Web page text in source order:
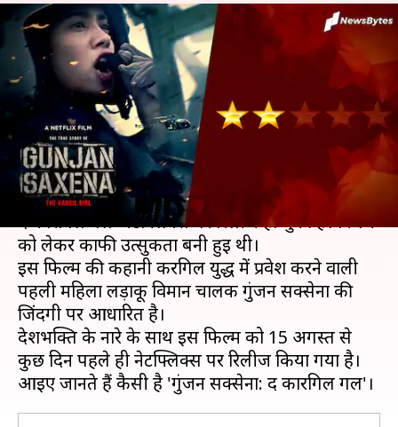
#Review: जाह्नवी कपूर नहीं कर पाईं
'गुंजन सक्सेना: द कारगिल गर्ल' के
साथ इंसाफ
लेखन भावना साहनी Aug 13, 2020 05:54 pm
क्या है खबर?
जाह्नवी कपूर के अभिनय से सजी फिल्म 'गुंजन सक्सेना:
द कारगिल गर्ल' नेटफ्लिक्स पर रिलीज हो चुकी है। फिल्म
को लेकर काफी उत्सुकता बनी हुई थी।
इस फिल्म की कहानी करगिल युद्ध में प्रवेश करने वाली
पहली महिला लड़ाकू विमान चालक गुंजन सक्सेना की
जिंदगी पर आधारित है।
देशभक्ति के नारे के साथ इस फिल्म को 15 अगस्त से
कुछ दिन पहले ही नेटफ्लिक्स पर रिलीज किया गया है।